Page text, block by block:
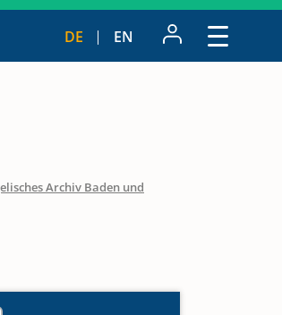
DE EN
Archiv Baden und